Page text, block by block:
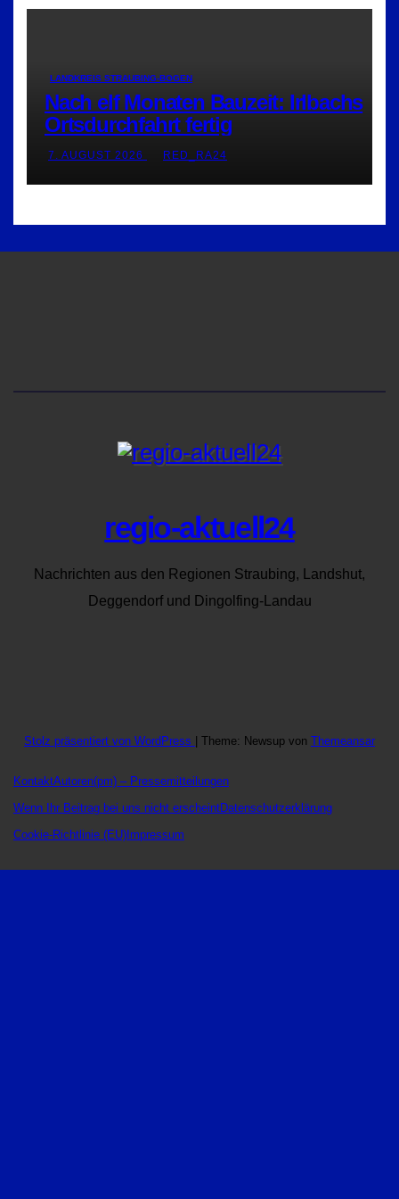
LANDKREIS STRAUBING-BOGEN
Nach elf Monaten Bauzeit: Irlbachs
Ortsdurchfahrt fertig
7. AUGUST 2026 RED_RA24
regio-aktuell24
Nachrichten aus den Regionen Straubing, Landshut,
Deggendorf und Dingolfing-Landau
Stolz präsentiert von WordPress Theme: Newsup von Themeansar
KontaktAutoren(pm) – Pressemitteilungen
Wenn Ihr Beitrag bei uns nicht erscheintDatenschutzerklärung
Cookie-Richtlinie (EU) Impressum